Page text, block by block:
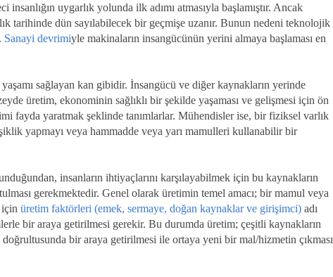
uygarlık yolunda ilk adımı atmasıyla başlamıştır. Ancak
tarihinde dün sayılabilecek bir geçmişe uzanır. Bunun nedeni teknolojik
Sanayi devrimiyle makinaların insangücünün yerini almaya başlaması en
sağlayan kan gibidir. İnsangücü ve diğer kaynakların yerinde
üretim, ekonominin sağlıklı bir şekilde yaşaması ve gelişmesi için ön
fayda yaratmak şeklinde tanımlarlar. Mühendisler ise, bir fiziksel varlık
yapmayı veya hammadde veya yarı mamulleri kullanabilir bir
insanların ihtiyaçlarını karşılayabilmek için bu kaynakların
gerekmektedir. Genel olarak üretimin temel amacı; bir mamul veya
için üretim faktörleri (emek, sermaye, doğan kaynaklar ve girişimci) adı
bir araya getirilmesi gerekir. Bu durumda üretim; çeşitli kaynakların
bir araya getirilmesi ile ortaya yeni bir mal/hizmetin çıkması